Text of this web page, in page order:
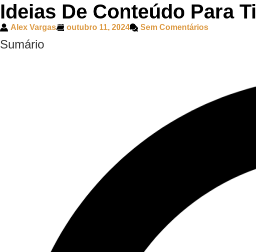
Ideias De Conteúdo Para
Alex Vargas outubro 11, 2024 Sem Comentários
Sumário